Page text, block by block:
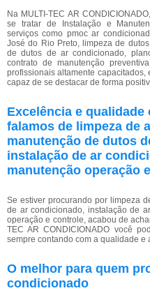
Na MULTI-TEC AR
se tratar de Instalação e
serviços como pmoc ar
José do Rio Preto, limpeza de
de dutos de ar condicionado,
contrato de manutenção
profissionais altamente
capaz de se destacar de forma
Excelência e
falamos de limpeza de
manutenção de dutos
instalação de ar
manutenção operação
Se estiver procurando por limpeza
de ar condicionado, instalação de
operação e controle, acabou de
TEC AR CONDICIONADO você
sempre contando com a qualidade e
O melhor para quem
condicionado